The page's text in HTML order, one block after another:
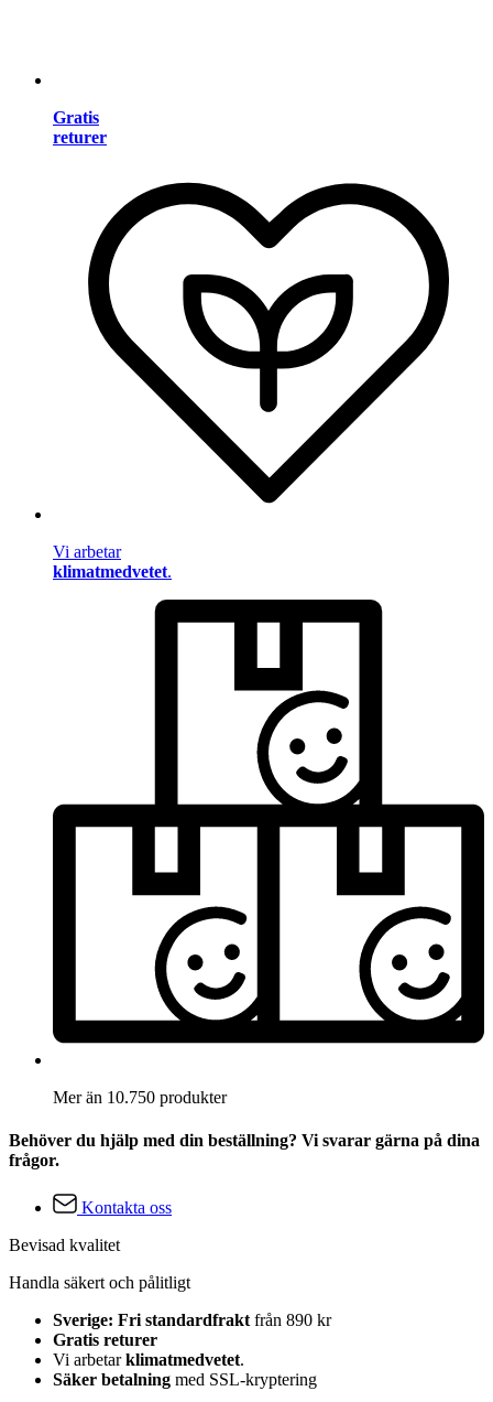
Gratis
returer
Vi arbetar
klimatmedvetet.
Mer än 10.750 produkter
Behöver du hjälp med din beställning? Vi svarar gärna på dina
frågor.
Kontakta oss
Bevisad kvalitet
Handla säkert och pålitligt
Sverige: Fri standardfrakt från 890 kr
Gratis returer
Vi arbetarklimatmedvetet.
Säker betalning med SSL-kryptering